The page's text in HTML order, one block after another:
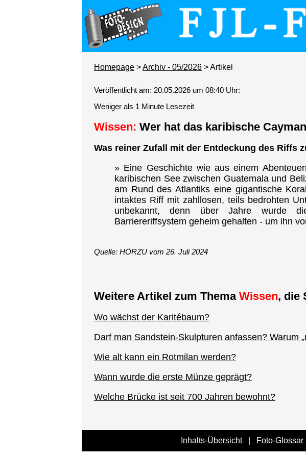
Homepage >Archiv - 05/2026 > Artikel
Veröffentlicht am: 20.05.2026 um 08:40 Uhr:
Weniger als 1 Minute Lesezeit
Wissen: Wer hat das karibische
Was reiner Zufall mit der Entdeckung des Riffs
» Eine Geschichte wie aus einem
karibischen See zwischen Guatemala und
am Rund des Atlantiks eine gigantische
intaktes Riff mit zahllosen, teils bedrohten
unbekannt, denn über Jahre wurde
Barriereriffsystem geheim gehalten - um ihn
Quelle: HÖRZU vom 26. Juli 2024
Weitere Artikel zum Thema Wissen, die
Wo wächst der Karitébaum?
Darf man Sandstein-Skulpturen anfassen? Warum
Wie alt kann ein Rotmilan werden?
Wann wurde die erste Münze geprägt?
Welche Brücke ist seit 700 Jahren bewohnt?
Inhalts-Übersicht| Foto-Glossar